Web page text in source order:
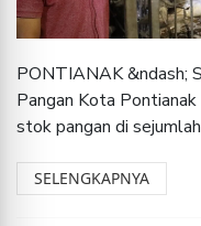
PONTIANAK &ndash;
Pangan Kota
stok pangan di
SELENGKAPNYA